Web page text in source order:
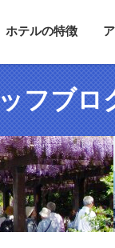
ホテルの特徴
フブロ